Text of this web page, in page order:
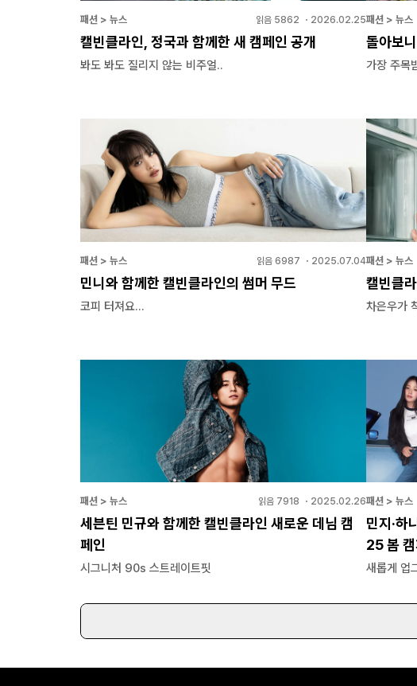
패션 > 뉴스 읽음 5862 ・ 2026.02.25
캘빈클라인, 정국과 함께한 새 캠페인 공개
봐도 봐도 질리지 않는 비주얼..
패션 > 뉴스
돌아보
가장 주목
패션 > 뉴스 읽음 6987 ・ 2025.07.04
민니와 함께한 캘빈클라인의 썸머 무드
코피 터져요...
패션 > 뉴스
캘빈클
차은우가
패션 > 뉴스 읽음 7918 ・ 2025.02.26
세븐틴 민규와 함께한 캘빈클라인 새로운 데님 캠
페인
시그니처 90s 스트레이트핏
패션 > 뉴스
민지·하
25 봄 캠
새롭게 업